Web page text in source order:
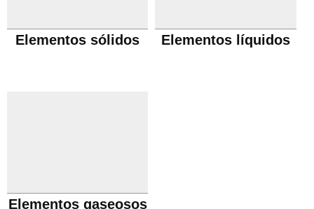
Elementos sólidos Elementos líquidos
Elementos gaseosos